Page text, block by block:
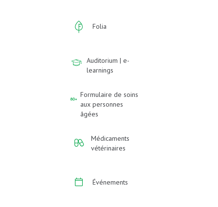
Folia
Auditorium | e-
learnings
Formulaire de soins
aux personnes
âgées
Médicaments
vétérinaires
Événements